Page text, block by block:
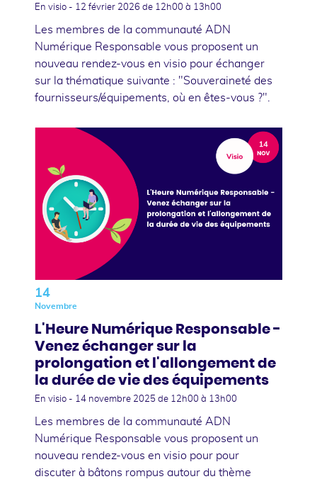
En visio - 12 février 2026 de 12h00 à 13h00
Les membres de la communauté ADN
Numérique Responsable vous proposent un
nouveau rendez-vous en visio pour échanger
sur la thématique suivante : "Souveraineté des
fournisseurs/équipements, où en êtes-vous ?".
14
Novembre
L'Heure Numérique Responsable -
Venez échanger sur la
prolongation et l'allongement de
la durée de vie des équipements
En visio - 14 novembre 2025 de 12h00 à 13h00
Les membres de la communauté ADN
Numérique Responsable vous proposent un
nouveau rendez-vous en visio pour pour
discuter à bâtons rompus autour du thème